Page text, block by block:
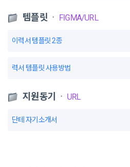
템플릿 ㆍ FIGMA/URL
이력서 템플릿 2종
력서 템플릿 사용방법
지원동기 ㆍ URL
단테 자기소개서